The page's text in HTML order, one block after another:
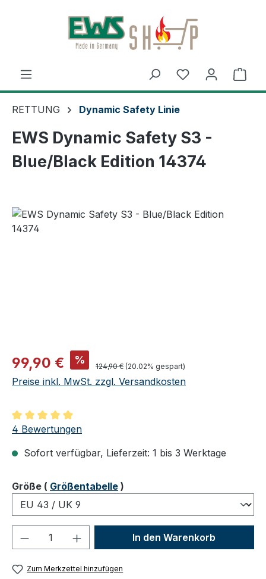
Zum Hauptinhalt springen
RETTUNG Dynamic Safety Linie
EWS Dynamic Safety S3 -
Blue/Black Edition 14374
Verkaufspreis:
99,90 € % Regulärer Preis:
124,90 € (20.02% gespart)
Preise inkl. MwSt. zzgl. Versandkosten
Durchschnittliche Bewertung von 5 von 5 Sternen
4 Bewertungen
Sofort verfügbar, Lieferzeit: 1 bis 3 Werktage
Größeauswählen
( Größentabelle )
Produkt Anzahl: Gib denIn den Warenkorb
Zum Merkzettel hinzufügen